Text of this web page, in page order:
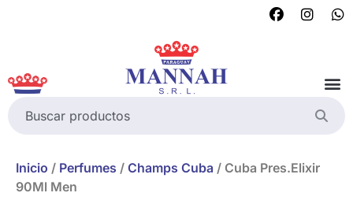
Inicio / Perfumes / Champs Cuba / Cuba Pres.Elixir
90Ml Men